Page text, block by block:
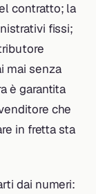
contratto; la
fissi;
mai senza
è garantita
che
in fretta sta
dai numeri: